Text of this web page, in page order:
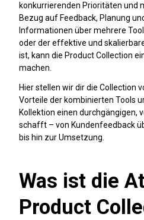
konkurrierenden Prioritäten und
Bezug auf Feedback, Planung
Informationen über mehrere
oder der effektive und
ist, kann die Product Collection
machen.
Hier stellen wir dir die Collection
Vorteile der kombinierten Tools
Kollektion einen durchgängigen,
schafft – von Kundenfeedback
bis hin zur Umsetzung.
Was ist die
Product